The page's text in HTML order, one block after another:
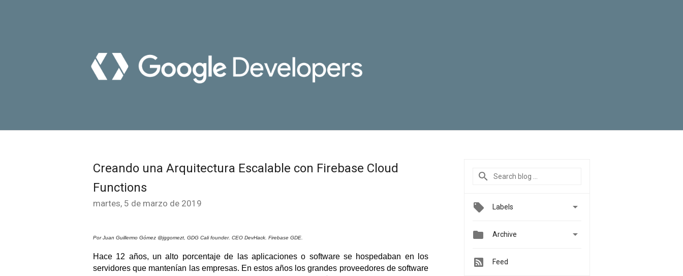
Creando una Arquitectura Escalable con Firebase Cloud
Functions
martes, 5 de marzo de 2019
Por Juan Guillermo Gómez @jggomezt, GDG Cali founder. CEO DevHack. Firebase GDE.
Hace 12 años, un alto porcentaje de las aplicaciones o software se hospedaban en los
servidores que mantenían las empresas. En estos años los grandes proveedores de software
Labels 
 Archive 
Feed